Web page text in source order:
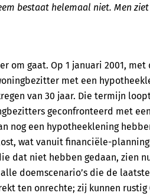
bestaat helemaal niet. Men
om gaat. Op 1 januari 2001, met
met een
van 30 jaar. Die termijn
geconfronteerd met
nog een hypotheeklening
wat vanuit financiële-
dat niet hebben gedaan, zien
doemscenario’s die de
ten onrechte; zij kunnen rustig